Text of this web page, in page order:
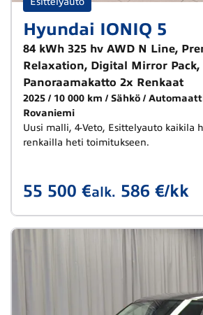
Hyundai IONIQ 5
84 kWh 325 hv AWD N Line,
Relaxation, Digital Mirror Pack,
Panoraamakatto 2x Renkaat
2025 10 000 km Sähkö
Rovaniemi
Uusi malli, 4-Veto, Esittelyauto kaikila
renkailla heti toimitukseen.
55 500 €alk. 586 €/kk